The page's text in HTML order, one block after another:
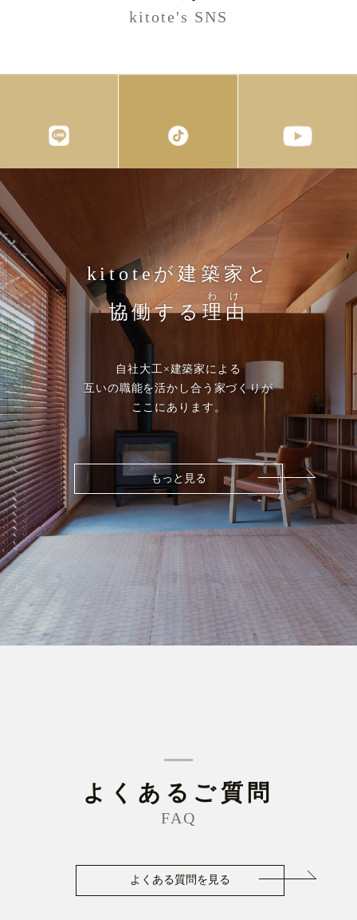
kitote's SNS
kitoteが建築家と
協働する理由
わけ
自社大工×建築家による
互いの職能を活かし合う家づくりが
ここにあります。
もっと見る
よくあるご質問
FAQ
よくある質問を見る